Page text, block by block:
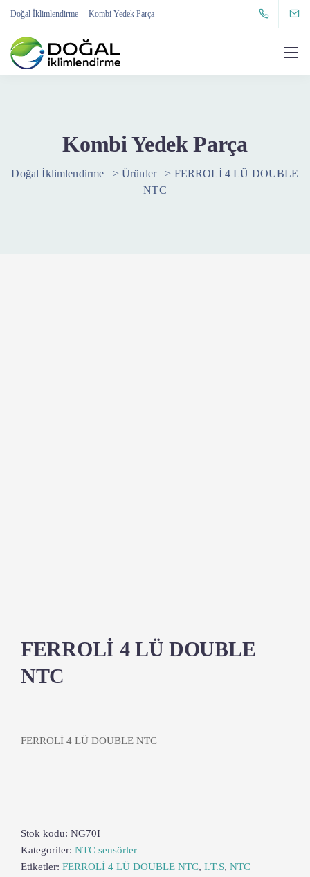
Doğal İklimlendirme Kombi Yedek Parça
Kombi Yedek Parça
Doğal İklimlendirme > Ürünler > FERROLİ 4 LÜ DOUBLE
NTC
FERROLİ 4 LÜ DOUBLE
NTC
FERROLİ 4 LÜ DOUBLE NTC
Stok kodu: NG70I
Kategoriler: NTC sensörler
Etiketler: FERROLİ 4 LÜ DOUBLE NTC, I.T.S, NTC